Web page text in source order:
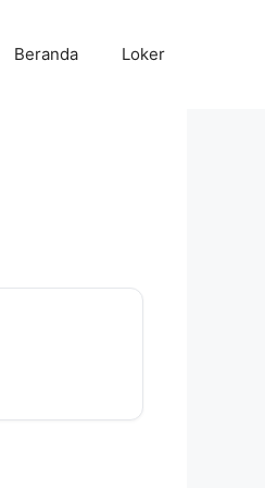
Beranda Loker